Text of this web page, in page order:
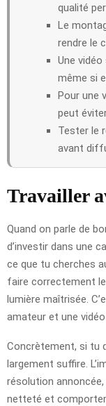
qualité
Le
rendre le
Une
même si
Pour une
peut
Tester le
avant
Travailler
Quand on parle de
d’investir dans une
ce que tu cherches
faire correctement
lumière maîtrisée.
amateur et une
Concrètement, si tu
largement suffire.
résolution
netteté et